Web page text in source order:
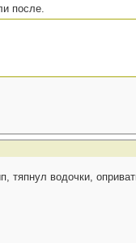
после.
тяпнул водочки,